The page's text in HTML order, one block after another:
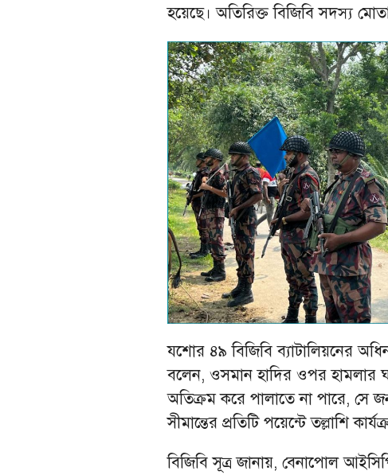
হয়েছে। অতিরিক্ত বিজিবি সদস্য
যশোর ৪৯ বিজিবি ব্যাটালিয়নের
বলেন, ওসমান হাদির ওপর হামলার
অতিক্রম করে পালাতে না পারে, সে
সীমান্তের প্রতিটি পয়েন্টে তল্লাশি
বিজিবি সূত্র জানায়, বেনাপোল